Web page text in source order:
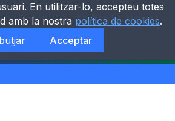
En utilitzar-lo, accepteu totes
amb la nostra política de cookies.
Acceptar